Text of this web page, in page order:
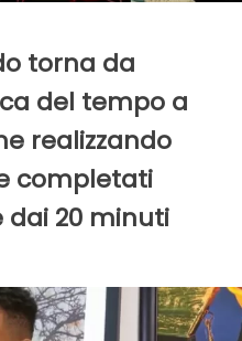
torna da
del tempo a
realizzando
completati
dai 20 minuti